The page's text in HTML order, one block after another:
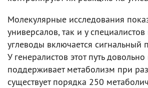
Молекулярные исследования
универсалов, так и у специалистов
углеводы включается сигнальный
У генералистов этот путь
поддерживает метаболизм при
существует порядка 250